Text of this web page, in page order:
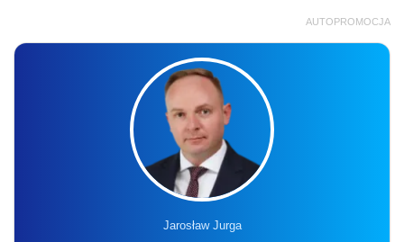
AUTOPROMOCJA
Jarosław Jurga